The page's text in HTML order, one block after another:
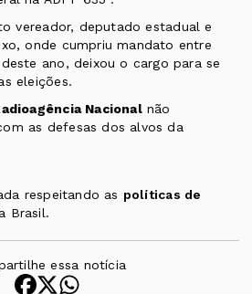
vereador, deputado estadual e
onde cumpriu mandato entre
ano, deixou o cargo para se
eleições.
Nacionalnão
as defesas dos alvos da
respeitando as políticas de
Brasil.
essa notícia